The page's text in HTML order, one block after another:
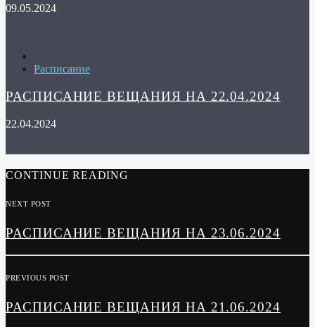
09.05.2024
Расписание
РАСПИСАНИЕ ВЕЩАНИЯ НА 22.04.2024
22.04.2024
CONTINUE READING
NEXT POST
РАСПИСАНИЕ ВЕЩАНИЯ НА 23.06.2024
PREVIOUS POST
РАСПИСАНИЕ ВЕЩАНИЯ НА 21.06.2024